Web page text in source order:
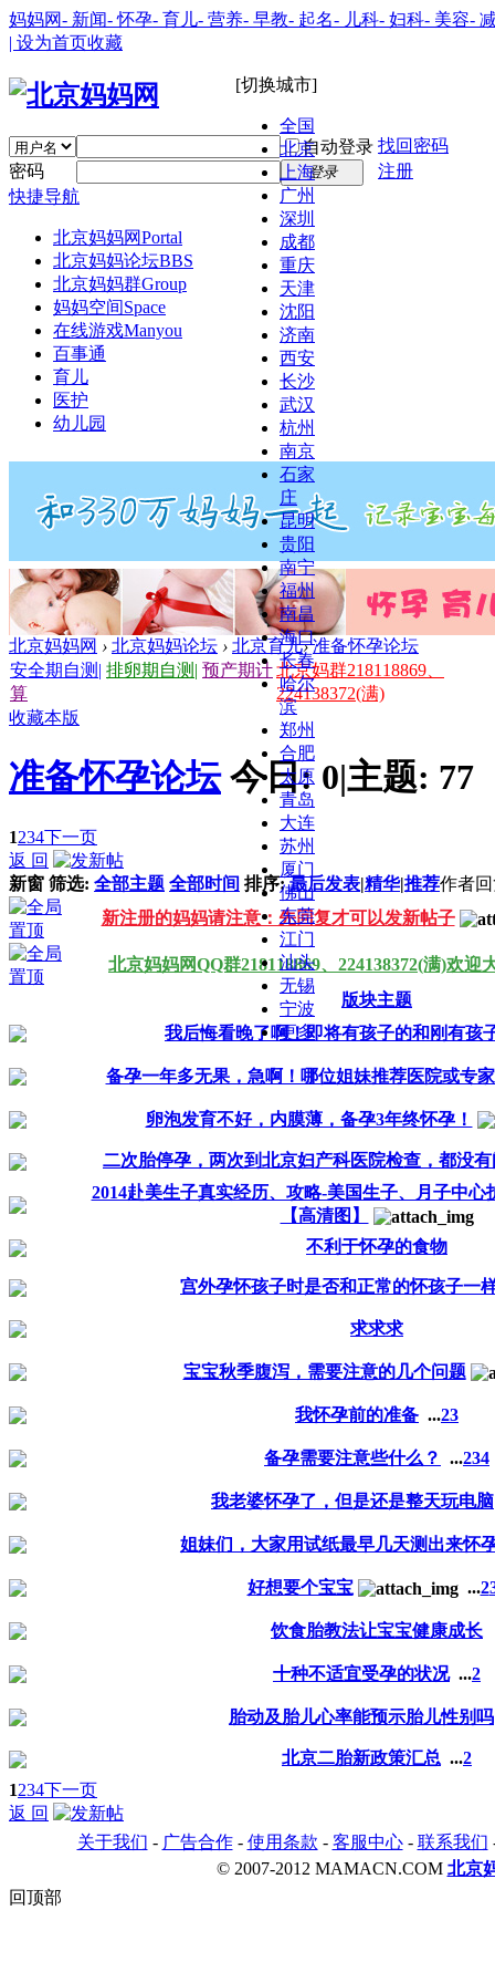
妈妈网- 新闻- 怀孕- 育儿- 营养- 早教- 起名- 儿科- 妇科- 美容-
| 设为首页收藏
[切换城市]
全国
北京
上海
广州
深圳
成都
重庆
天津
沈阳
济南
西安
长沙
武汉
杭州
南京
石家
庄
昆明
贵阳
南宁
福州
南昌
海口
长春
哈尔
滨
郑州
合肥
太原
青岛
大连
苏州
厦门
佛山
东莞
江门
汕头
无锡
宁波
更多
自动登录 找回密码
密码
登录
注册
快捷导航
北京妈妈网Portal
北京妈妈论坛BBS
北京妈妈群Group
妈妈空间Space
在线游戏Manyou
百事通
育儿
医护
幼儿园
北京妈妈网 › 北京妈妈论坛 › 北京育儿› 准备怀孕论坛
安全期自测 | 排卵期自测 | 预产期计
算
北京妈群218118869、
224138372(满)
收藏本版
准备怀孕论坛 今日:0|主题: 77
1234下一页
返 回
新窗 筛选: 全部主题 全部时间 排序:最后发表|精华|推荐作者
新注册的妈妈请注意：先回复才可以发新帖子
北京妈妈网QQ群218118869、224138372(满)欢迎
版块主题
我后悔看晚了啊！即将有孩子的和刚有孩
备孕一年多无果，急啊！哪位姐妹推荐医院或专
卵泡发育不好，内膜薄，备孕3年终怀孕！
二次胎停孕，两次到北京妇产科医院检查，都没
2014赴美生子真实经历、攻略-美国生子、月子中心
【高清图】
不利于怀孕的食物
宫外孕怀孩子时是否和正常的怀孩子一
求求求
宝宝秋季腹泻，需要注意的几个问题
我怀孕前的准备 ...23
备孕需要注意些什么？ ...234
我老婆怀孕了，但是还是整天玩电脑
姐妹们，大家用试纸最早几天测出来怀
好想要个宝宝 ...2
饮食胎教法让宝宝健康成长
十种不适宜受孕的状况 ...2
胎动及胎儿心率能预示胎儿性别吗
北京二胎新政策汇总 ...2
1234下一页
返 回
关于我们 - 广告合作- 使用条款 - 客服中心- 联系我们
© 2007-2012 MAMACN.COM 北京
回顶部